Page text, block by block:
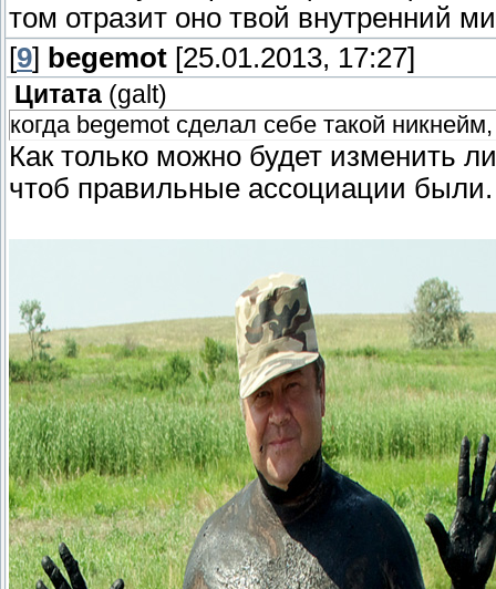
том отразит оно твой внутренний
[9] begemot [25.01.2013, 17:27]
Цитата (galt)
когда begemot сделал себе такой
Как только можно будет изменить
чтоб правильные ассоциации